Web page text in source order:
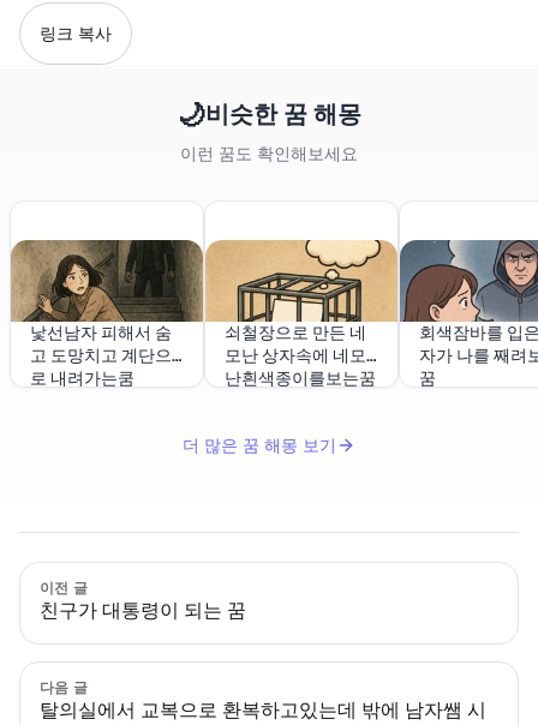
링크 복사
🌙비슷한 꿈 해몽
이런 꿈도 확인해보세요
낯선남자 피해서 숨
고 도망치고 계단으
로 내려가는쿰
쇠철장으로 만든 네
모난 상자속에 네모
난흰색종이를보는꿈
회색잠바를 입
자가 나를 째려
꿈
더 많은 꿈 해몽 보기
이전 글
친구가 대통령이 되는 꿈
다음 글
탈의실에서 교복으로 환복하고있는데 밖에 남자쌤 시